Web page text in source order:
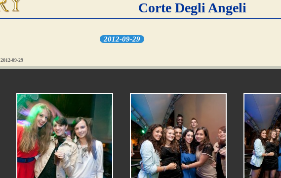
Corte Degli Angeli
2012-09-29
2012-09-29